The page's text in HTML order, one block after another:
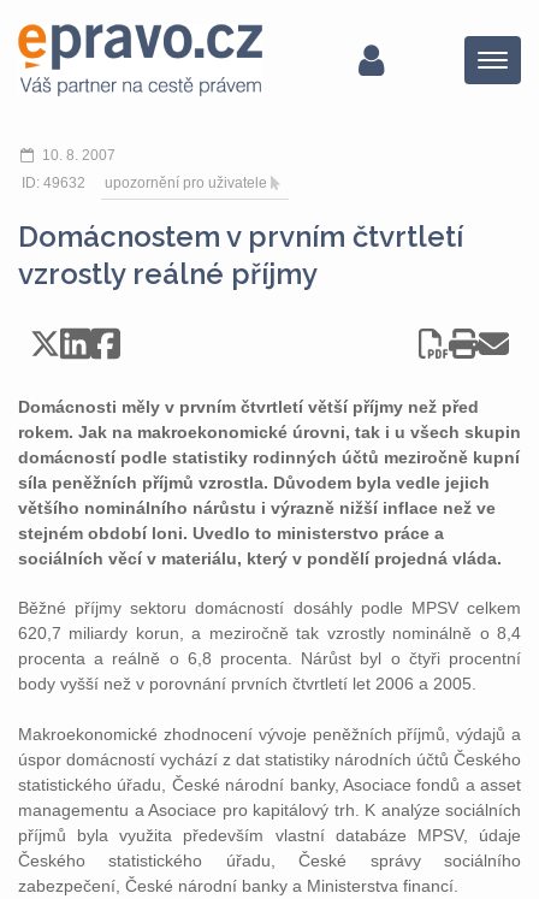
Menu
10. 8. 2007
ID: 49632
upozornění pro uživatele
Domácnostem v prvním čtvrtletí
vzrostly reálné příjmy
Domácnosti měly v prvním čtvrtletí větší příjmy než před
rokem. Jak na makroekonomické úrovni, tak i u všech skupin
domácností podle statistiky rodinných účtů meziročně kupní
síla peněžních příjmů vzrostla. Důvodem byla vedle jejich
většího nominálního nárůstu i výrazně nižší inflace než ve
stejném období loni. Uvedlo to ministerstvo práce a
sociálních věcí v materiálu, který v pondělí projedná vláda.
Běžné příjmy sektoru domácností dosáhly podle MPSV celkem
620,7 miliardy korun, a meziročně tak vzrostly nominálně o 8,4
procenta a reálně o 6,8 procenta. Nárůst byl o čtyři procentní
body vyšší než v porovnání prvních čtvrtletí let 2006 a 2005.
Makroekonomické zhodnocení vývoje peněžních příjmů, výdajů a
úspor domácností vychází z dat statistiky národních účtů Českého
statistického úřadu, České národní banky, Asociace fondů a asset
managementu a Asociace pro kapitálový trh. K analýze sociálních
příjmů byla využita především vlastní databáze MPSV, údaje
Českého statistického úřadu, České správy sociálního
zabezpečení, České národní banky a Ministerstva financí.